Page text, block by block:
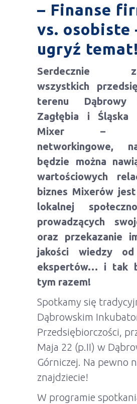
– Finanse
vs. osobiste
ugryź temat!
Serdecznie
wszystkich
terenu Dąbrowy
Zagłębia i Śląska
Mixer –
networkingowe,
będzie można
wartościowych
biznes Mixerów
lokalnej
prowadzących
oraz przekazanie
jakości wiedzy od
ekspertów… i tak
tym razem!
Spotkamy się
Dąbrowskim
Przedsiębiorczości,
Maja 22 (p.II) w
Górniczej. Na pewno
znajdziecie!
W programie